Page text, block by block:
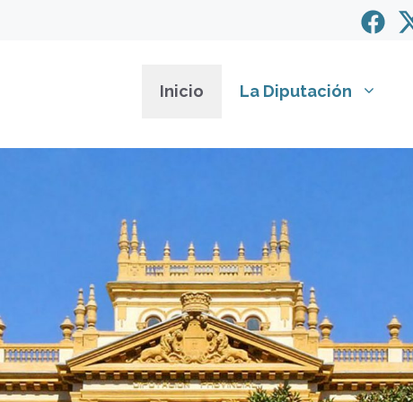
Inicio La Diputación